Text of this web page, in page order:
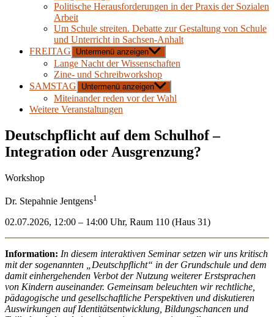
Politische Herausforderungen in der Praxis der Sozialen
Arbeit
Um Schule streiten. Debatte zur Gestaltung von Schule
und Unterricht in Sachsen-Anhalt
FREITAG
Untermenü anzeigen
Lange Nacht der Wissenschaften
Zine- und Schreibworkshop
SAMSTAG
Untermenü anzeigen
Miteinander reden vor der Wahl
Weitere Veranstaltungen
Deutschpflicht auf dem Schulhof –
Integration oder Ausgrenzung?
Workshop
Dr. Stepahnie Jentgens1
02.07.2026, 12:00 – 14:00 Uhr, Raum 110 (Haus 31)
Information: In diesem interaktiven Seminar setzen wir uns kritisch
mit der sogenannten „Deutschpflicht“ in der Grundschule und dem
damit einhergehenden Verbot der Nutzung weiterer Erstsprachen
von Kindern auseinander. Gemeinsam beleuchten wir rechtliche,
pädagogische und gesellschaftliche Perspektiven und diskutieren
Auswirkungen auf Identitätsentwicklung, Bildungschancen und